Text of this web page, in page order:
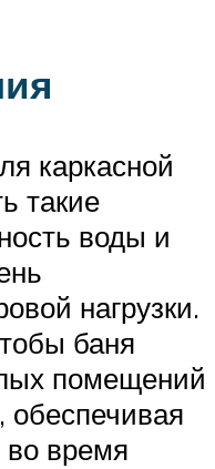
каркасной
такие
воды и
нагрузки.
баня
помещений
обеспечивая
время